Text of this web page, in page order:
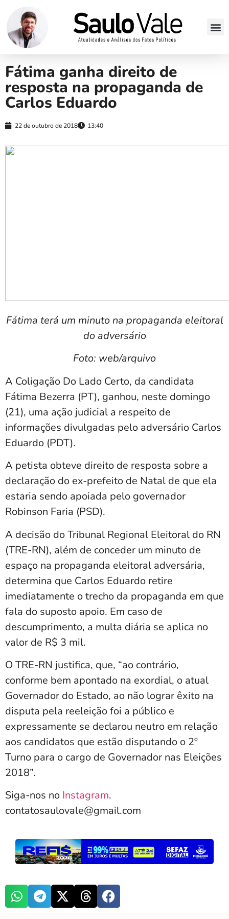
Fátima ganha direito de
resposta na propaganda de
Carlos Eduardo
22 de outubro de 2018 13:40
Fátima terá um minuto na propaganda eleitoral
do adversário
Foto: web/arquivo
A Coligação Do Lado Certo, da candidata
Fátima Bezerra (PT), ganhou, neste domingo
(21), uma ação judicial a respeito de
informações divulgadas pelo adversário Carlos
Eduardo (PDT).
A petista obteve direito de resposta sobre a
declaração do ex-prefeito de Natal de que ela
estaria sendo apoiada pelo governador
Robinson Faria (PSD).
A decisão do Tribunal Regional Eleitoral do RN
(TRE-RN), além de conceder um minuto de
espaço na propaganda eleitoral adversária,
determina que Carlos Eduardo retire
imediatamente o trecho da propaganda em que
fala do suposto apoio. Em caso de
descumprimento, a multa diária se aplica no
valor de R$ 3 mil.
O TRE-RN justifica, que, “ao contrário,
conforme bem apontado na exordial, o atual
Governador do Estado, ao não lograr êxito na
disputa pela reeleição foi a público e
expressamente se declarou neutro em relação
aos candidatos que estão disputando o 2º
Turno para o cargo de Governador nas Eleições
2018”.
Siga-nos no Instagram.
contatosaulovale@gmail.com